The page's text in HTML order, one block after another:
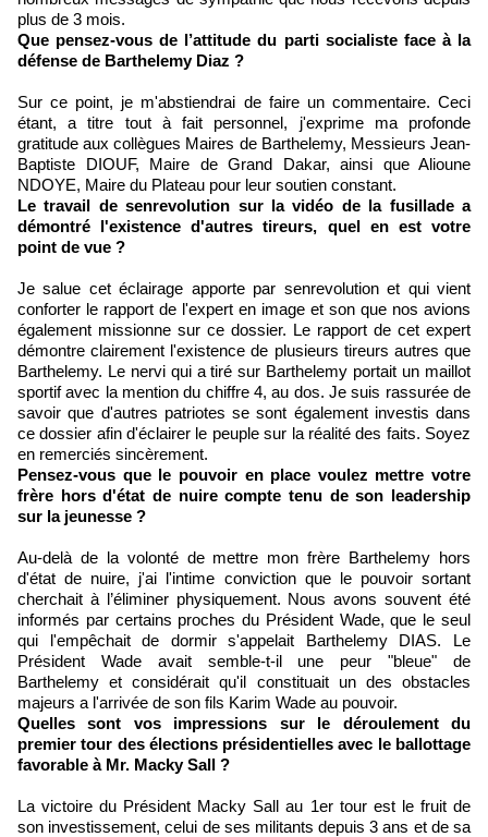
plus de 3 mois.
Que pensez-vous de l’attitude du parti socialiste face à la
défense de Barthelemy Diaz ?
Sur ce point, je m'abstiendrai de faire un commentaire. Ceci
étant, a titre tout à fait personnel, j'exprime ma profonde
gratitude aux collègues Maires de Barthelemy, Messieurs Jean-
Baptiste DIOUF, Maire de Grand Dakar, ainsi que Alioune
NDOYE, Maire du Plateau pour leur soutien constant.
Le travail de senrevolution sur la vidéo de la fusillade a
démontré l'existence d'autres tireurs, quel en est votre
point de vue ?
Je salue cet éclairage apporte par senrevolution et qui vient
conforter le rapport de l'expert en image et son que nos avions
également missionne sur ce dossier. Le rapport de cet expert
démontre clairement l'existence de plusieurs tireurs autres que
Barthelemy. Le nervi qui a tiré sur Barthelemy portait un maillot
sportif avec la mention du chiffre 4, au dos. Je suis rassurée de
savoir que d'autres patriotes se sont également investis dans
ce dossier afin d'éclairer le peuple sur la réalité des faits. Soyez
en remerciés sincèrement.
Pensez-vous que le pouvoir en place voulez mettre votre
frère hors d'état de nuire compte tenu de son leadership
sur la jeunesse ?
Au-delà de la volonté de mettre mon frère Barthelemy hors
d'état de nuire, j'ai l'intime conviction que le pouvoir sortant
cherchait à l’éliminer physiquement. Nous avons souvent été
informés par certains proches du Président Wade, que le seul
qui l'empêchait de dormir s'appelait Barthelemy DIAS. Le
Président Wade avait semble-t-il une peur "bleue" de
Barthelemy et considérait qu'il constituait un des obstacles
majeurs a l'arrivée de son fils Karim Wade au pouvoir.
Quelles sont vos impressions sur le déroulement du
premier tour des élections présidentielles avec le ballottage
favorable à Mr. Macky Sall ?
La victoire du Président Macky Sall au 1er tour est le fruit de
son investissement, celui de ses militants depuis 3 ans et de sa